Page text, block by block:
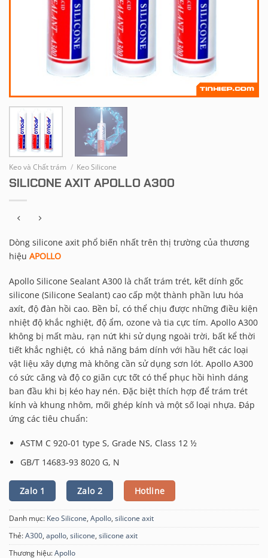
Keo và Chất trám / Keo Silicone
SILICONE AXIT APOLLO A300
Dòng silicone axit phổ biến nhất trên thị trường của thương
hiệu APOLLO
Apollo Silicone Sealant A300 là chất trám trét, kết dính gốc
silicone (Silicone Sealant) cao cấp một thành phần lưu hóa
axít, độ đàn hồi cao. Bền bỉ, có thể chịu được những điều kiện
nhiệt độ khắc nghiệt, độ ẩm, ozone và tia cực tím. Apollo A300
không bị mất màu, rạn nứt khi sử dụng ngoài trời, bất kể thời
tiết khắc nghiệt, có khả năng bám dính với hầu hết các loại
vật liệu xây dựng mà không cần sử dụng sơn lót. Apollo A300
có sức căng và độ co giãn cực tốt có thể phục hồi hình dáng
ban đầu khi bị kéo hay nén. Đặc biệt thích hợp để trám trét
kính và khung nhôm, mối ghép kính và một số loại nhựa. Đáp
ứng các tiêu chuẩn:
ASTM C 920-01 type S, Grade NS, Class 12 ½
GB/T 14683-93 8020 G, N
Zalo 1 Zalo 2 Hotline
Danh mục: Keo Silicone Apollo silicone axit
Thẻ: A300 apollo silicone silicone axit
Thương hiệu: Apollo